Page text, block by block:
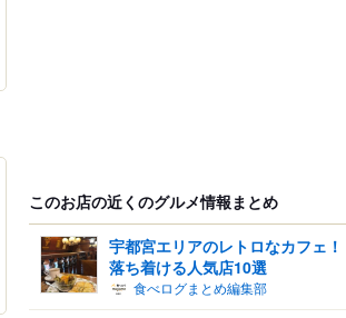
このお店の近くのグルメ情報まとめ
宇都宮エリアのレトロなカフェ！
落ち着ける人気店10選
食べログまとめ編集部